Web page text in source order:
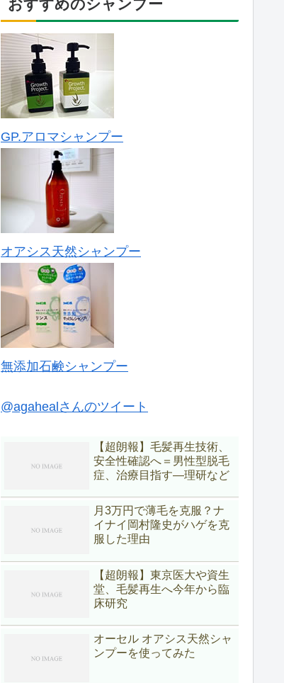
おすすめのシャンプー
GP.アロマシャンプー
オアシス天然シャンプー
無添加石鹸シャンプー
@agahealさんのツイート
【超朗報】毛髪再生技術、
安全性確認へ＝男性型脱毛
症、治療目指す―理研など
月3万円で薄毛を克服？ナ
イナイ岡村隆史がハゲを克
服した理由
【超朗報】東京医大や資生
堂、毛髪再生へ今年から臨
床研究
オーセル オアシス天然シャ
ンプーを使ってみた